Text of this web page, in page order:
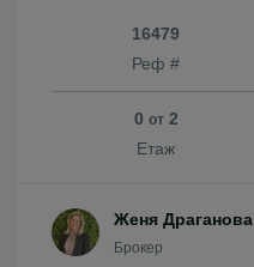
16479
Реф #
0 от2
Етаж
Женя Драганова
Брокер